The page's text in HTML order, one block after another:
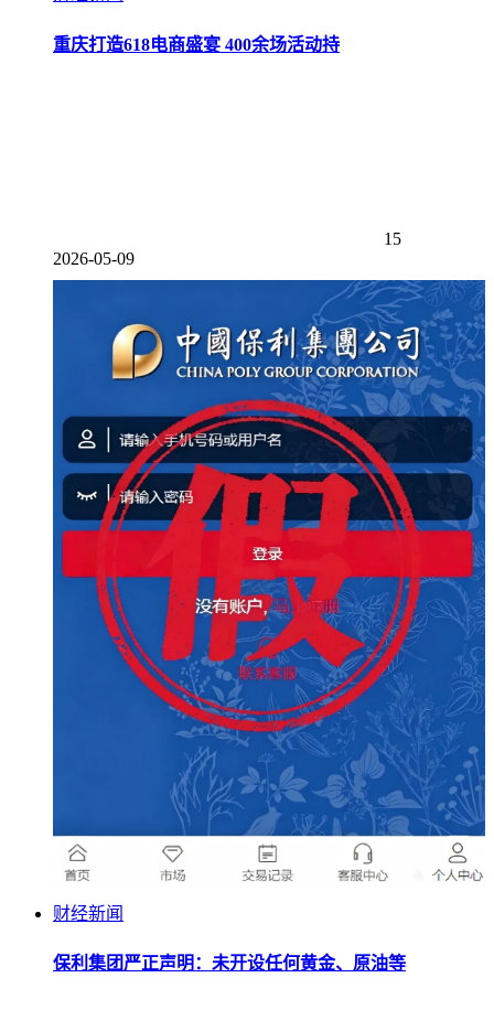
重庆打造618电商盛宴 400余场活动持
15
2026-05-09
财经新闻
保利集团严正声明：未开设任何黄金、原油等